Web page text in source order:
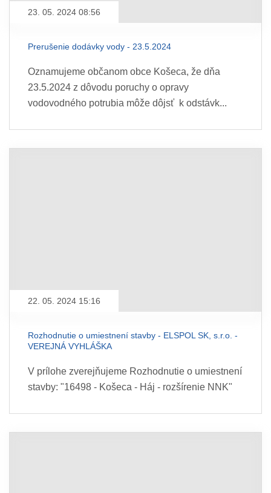
23. 05. 2024 08:56
Prerušenie dodávky vody - 23.5.2024
Oznamujeme občanom obce Košeca, že dňa
23.5.2024 z dôvodu poruchy o opravy
vodovodného potrubia môže dôjsť k odstávk...
22. 05. 2024 15:16
Rozhodnutie o umiestnení stavby - ELSPOL SK, s.r.o. -
VEREJNÁ VYHLÁŠKA
V prílohe zverejňujeme Rozhodnutie o umiestnení
stavby: "16498 - Košeca - Háj - rozšírenie NNK"